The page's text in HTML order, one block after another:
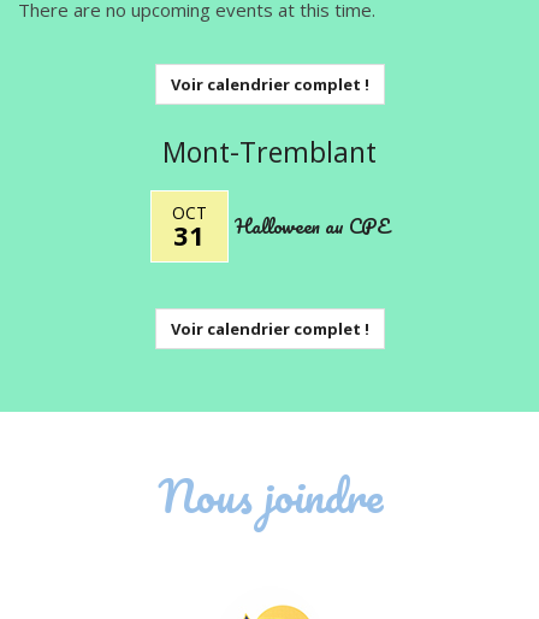
There are no upcoming events at this time.
Voir calendrier complet !
Mont-Tremblant
OCT
31 Halloween au CPE
Voir calendrier complet !
Nous joindre